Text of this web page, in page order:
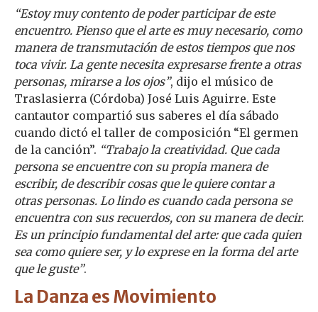
“Estoy muy contento de poder participar de este
encuentro. Pienso que el arte es muy necesario, como
manera de transmutación de estos tiempos que nos
toca vivir. La gente necesita expresarse frente a otras
personas, mirarse a los ojos”, dijo el músico de
Traslasierra (Córdoba) José Luis Aguirre. Este
cantautor compartió sus saberes el día sábado
cuando dictó el taller de composición “El germen
de la canción”. “Trabajo la creatividad. Que cada
persona se encuentre con su propia manera de
escribir, de describir cosas que le quiere contar a
otras personas. Lo lindo es cuando cada persona se
encuentra con sus recuerdos, con su manera de decir.
Es un principio fundamental del arte: que cada quien
sea como quiere ser, y lo exprese en la forma del arte
que le guste”.
La Danza es Movimiento